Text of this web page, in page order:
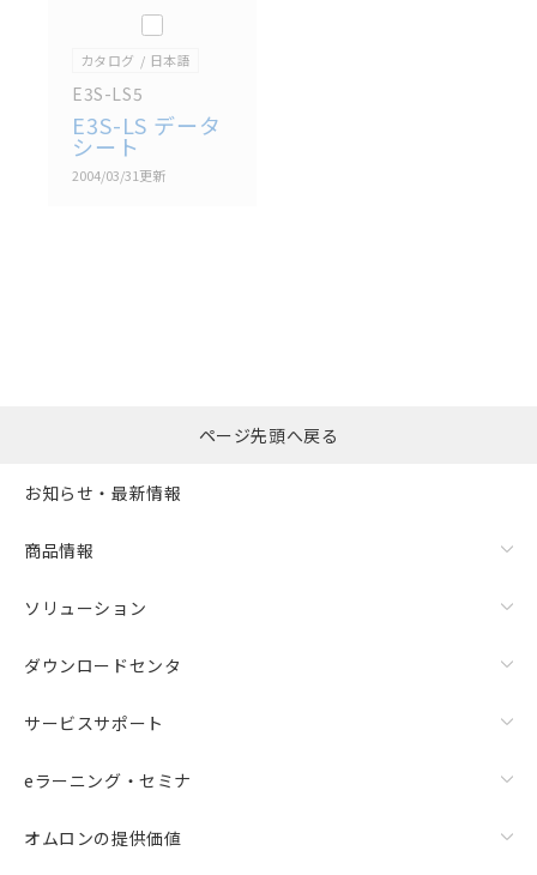
このカタログを選択
カタログ 日本語
E3S-LS5
E3S-LS データ
シート
2004/03/31更新
括ダウンロード
ページ先頭へ戻る
お知らせ・最新情報
商品情報
ソリューション
ダウンロードセンタ
サービスサポート
eラーニング・セミナ
オムロンの提供価値